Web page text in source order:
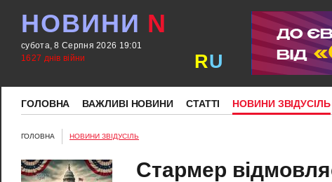
НОВИНИ N
субота, 8 Серпня 2026 19:01
1627 днів війни
RU
ГОЛОВНА ВАЖЛИВІ НОВИНИ СТАТТІ НОВИНИ ЗВІДУСІЛЬ
ГОЛОВНА НОВИНИ ЗВІДУСІЛЬ
Стармер